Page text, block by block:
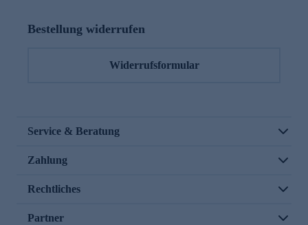
Bestellung widerrufen
Widerrufsformular
Service & Beratung
Zahlung
Rechtliches
Partner